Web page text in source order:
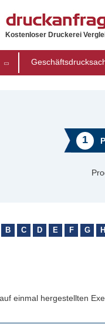
Kostenloser Druckerei
1
B C D E F G H
einmal hergestellten